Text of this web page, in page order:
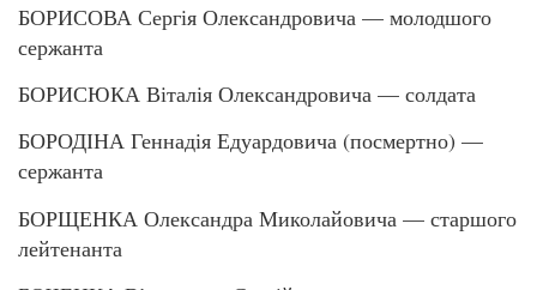
БОРИСОВА Сергія Олександровича — молодшого
сержанта
БОРИСЮКА Віталія Олександровича — солдата
БОРОДІНА Геннадія Едуардовича (посмертно) —
сержанта
БОРЩЕНКА Олександра Миколайовича — старшого
лейтенанта